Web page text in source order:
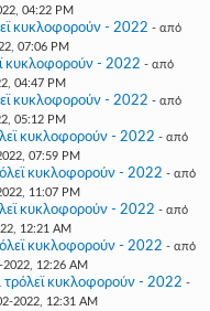
04:22 PM
κυκλοφορούν - 2022 - από
07:06 PM
κυκλοφορούν - 2022 - από
04:47 PM
κυκλοφορούν - 2022 - από
05:12 PM
κυκλοφορούν - 2022 - από
07:59 PM
κυκλοφορούν - 2022 - από
11:07 PM
κυκλοφορούν - 2022 - από
12:21 AM
κυκλοφορούν - 2022 - από
12:26 AM
τρόλεϊ κυκλοφορούν - 2022 -
2022, 12:31 AM